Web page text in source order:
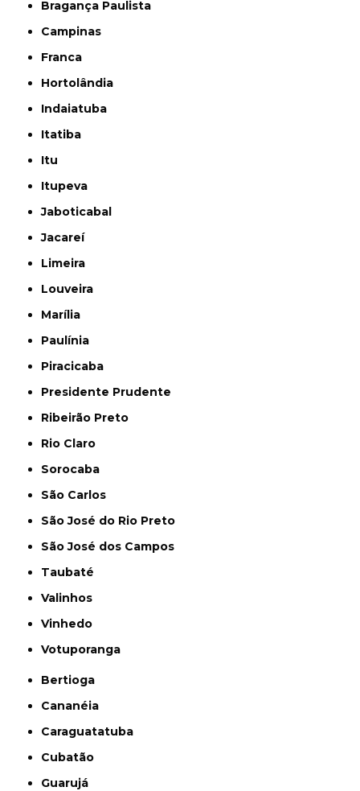
Bragança Paulista
Campinas
Franca
Hortolândia
Indaiatuba
Itatiba
Itu
Itupeva
Jaboticabal
Jacareí
Limeira
Louveira
Marília
Paulínia
Piracicaba
Presidente Prudente
Ribeirão Preto
Rio Claro
Sorocaba
São Carlos
São José do Rio Preto
São José dos Campos
Taubaté
Valinhos
Vinhedo
Votuporanga
Bertioga
Cananéia
Caraguatatuba
Cubatão
Guarujá